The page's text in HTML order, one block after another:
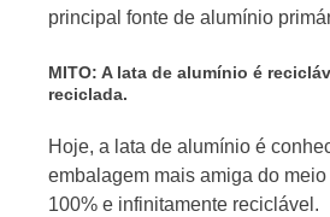
principal fonte de alumínio
MITO: A lata de alumínio é
reciclada.
Hoje, a lata de alumínio é
embalagem mais amiga do
100% e infinitamente reciclável.